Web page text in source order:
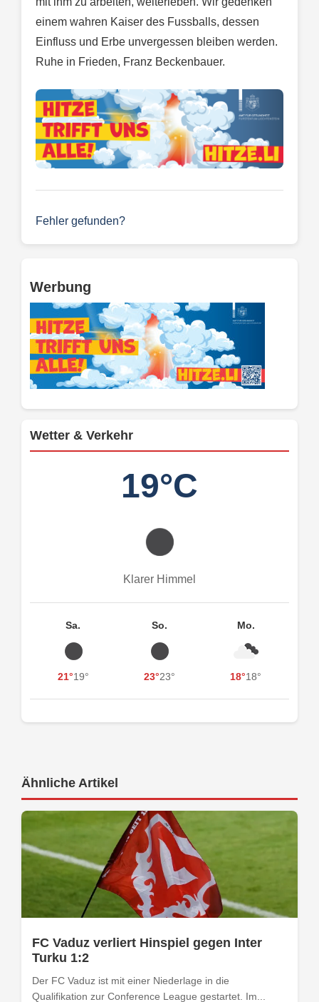
einem wahren Kaiser des Fussballs, dessen
Einfluss und Erbe unvergessen bleiben werden.
Ruhe in Frieden, Franz Beckenbauer.
Fehler gefunden?
Werbung
Wetter & Verkehr
19°C
Klarer Himmel
Sa.
21°19°
So.
23°23°
Mo.
18°18°
Ähnliche Artikel
FC Vaduz verliert Hinspiel gegen Inter
Turku 1:2
Der FC Vaduz ist mit einer Niederlage in die
Qualifikation zur Conference League gestartet. Im...